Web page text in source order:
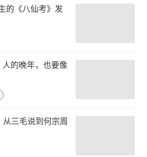
的《八仙考》发
的晚年，也要像
三毛说到何宗周